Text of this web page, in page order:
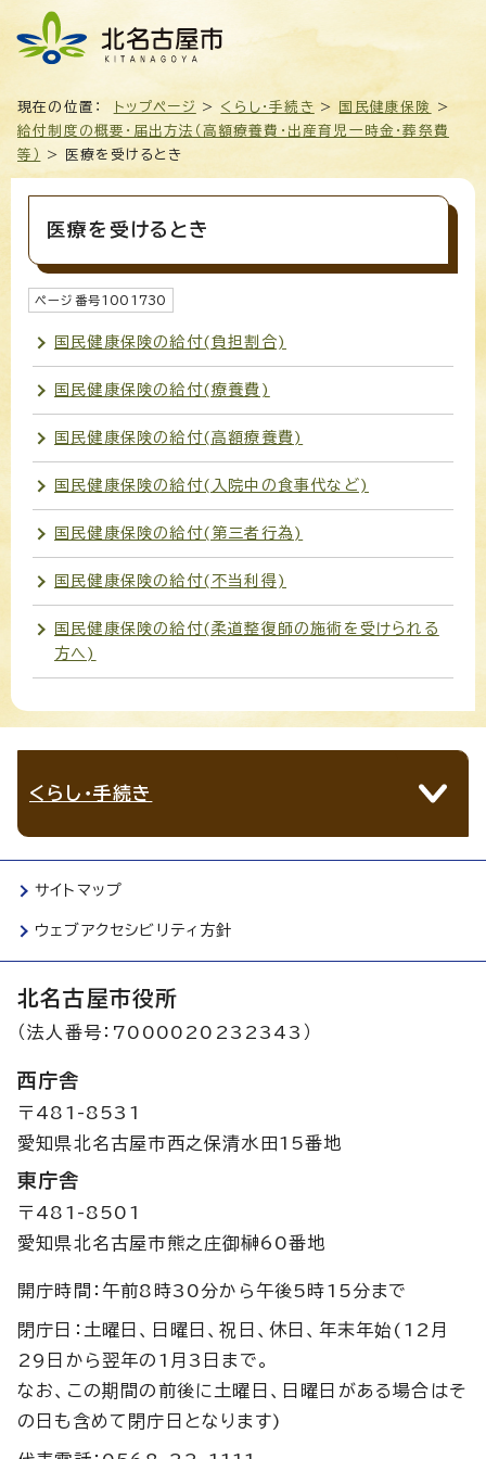
現在の位置： トップページ > くらし・手続き > 国民健康保険
>
給付制度の概要・届出方法（高額療養費・出産育児一時金・葬祭費
等）
> 医療を受けるとき
医療を受けるとき
ページ番号1001730
国民健康保険の給付(負担割合)
国民健康保険の給付(療養費)
国民健康保険の給付(高額療養費)
国民健康保険の給付(入院中の食事代など)
国民健康保険の給付(第三者行為)
国民健康保険の給付(不当利得)
国民健康保険の給付(柔道整復師の施術を受けられる
方へ)
くらし・手続き
サイトマップ
ウェブアクセシビリティ方針
北名古屋市役所
（法人番号：7000020232343）
西庁舎
〒481-8531
愛知県北名古屋市西之保清水田15番地
東庁舎
〒481-8501
愛知県北名古屋市熊之庄御榊60番地
開庁時間：午前8時30分から午後5時15分まで
閉庁日：土曜日、日曜日、祝日、休日、年末年始(12月
29日から翌年の1月3日まで。
なお、この期間の前後に土曜日、日曜日がある場合はそ
の日も含めて閉庁日となります)